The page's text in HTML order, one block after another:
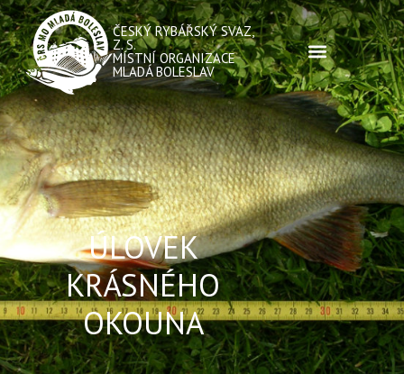
ČESKÝ RYBÁŘSKÝ SVAZ,
Z. S.
MÍSTNÍ ORGANIZACE
MLADÁ BOLESLAV
ÚLOVEK
KRÁSNÉHO
OKOUNA